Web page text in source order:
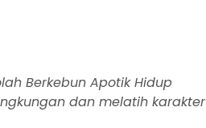
Berkebun Apotik Hidup
dan melatih karakter